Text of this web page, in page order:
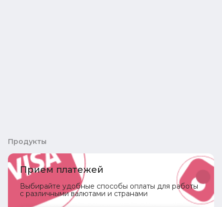
Продукты
Прием платежей
Выбирайте удобные способы оплаты для работы
с различными валютами и странами